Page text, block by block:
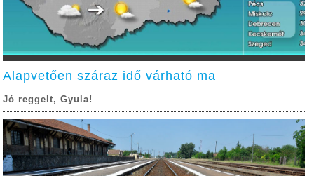
Alapvetően száraz idő várható ma
Jó reggelt, Gyula!